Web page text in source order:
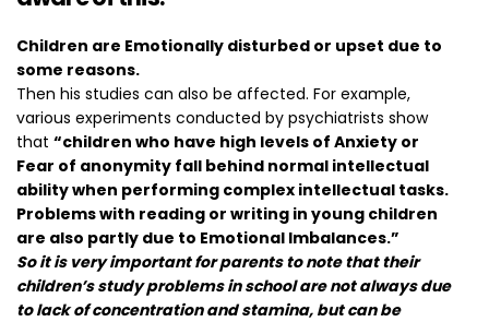
Children are Emotionally disturbed or upset due to
some reasons.
Then his studies can also be affected. For example,
various experiments conducted by psychiatrists show
that “children who have high levels of Anxiety or
Fear of anonymity fall behind normal intellectual
ability when performing complex intellectual tasks.
Problems with reading or writing in young children
are also partly due to Emotional Imbalances.”
So it is very important for parents to note that their
children’s study problems in school are not always due
to lack of concentration and stamina, but can be